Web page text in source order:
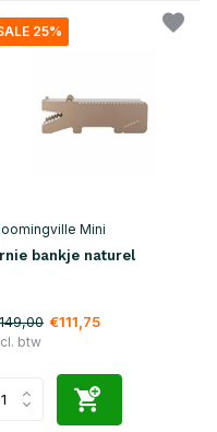
25%
Mini
bankje naturel
€111,75
btw